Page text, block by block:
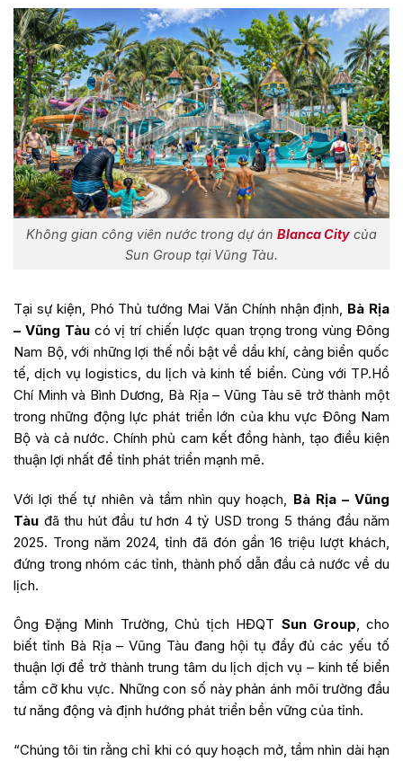
Không gian công viên nước trong dự án Blanca City của
Sun Group tại Vũng Tàu.
Tại sự kiện, Phó Thủ tướng Mai Văn Chính nhận định, Bà Rịa
– Vũng Tàucó vị trí chiến lược quan trọng trong vùng Đông
Nam Bộ, với những lợi thế nổi bật về dầu khí, cảng biển quốc
tế, dịch vụ logistics, du lịch và kinh tế biển. Cùng với TP.Hồ
Chí Minh và Bình Dương, Bà Rịa – Vũng Tàu sẽ trở thành một
trong những động lực phát triển lớn của khu vực Đông Nam
Bộ và cả nước. Chính phủ cam kết đồng hành, tạo điều kiện
thuận lợi nhất để tỉnh phát triển mạnh mẽ.
Với lợi thế tự nhiên và tầm nhìn quy hoạch, Bà Rịa – Vũng
Tàu đã thu hút đầu tư hơn 4 tỷ USD trong 5 tháng đầu năm
2025. Trong năm 2024, tỉnh đã đón gần 16 triệu lượt khách,
đứng trong nhóm các tỉnh, thành phố dẫn đầu cả nước về du
lịch.
Ông Đặng Minh Trường, Chủ tịch HĐQT Sun Group, cho
biết tỉnh Bà Rịa – Vũng Tàu đang hội tụ đầy đủ các yếu tố
thuận lợi để trở thành trung tâm du lịch dịch vụ – kinh tế biển
tầm cỡ khu vực. Những con số này phản ánh môi trường đầu
tư năng động và định hướng phát triển bền vững của tỉnh.
“Chúng tôi tin rằng chỉ khi có quy hoạch mở, tầm nhìn dài hạn